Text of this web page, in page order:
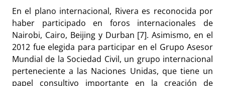
En el plano internacional, Rivera es reconocida por
haber participado en foros internacionales de
Nairobi, Cairo, Beijing y Durban [7]. Asimismo, en el
2012 fue elegida para participar en el Grupo Asesor
Mundial de la Sociedad Civil, un grupo internacional
perteneciente a las Naciones Unidas, que tiene un
papel consultivo importante en la creación de